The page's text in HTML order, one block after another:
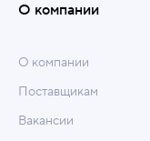
О компании
О компании
Поставщикам
Вакансии